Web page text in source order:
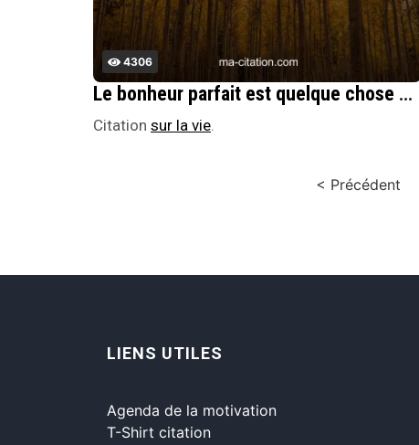
4306
Le bonheur parfait est quelque chose de trÃ¨s proche de la tristesse.
Citation sur la vie.
< Précédent
LIENS UTILES
Agenda de la motivation
T-Shirt citation